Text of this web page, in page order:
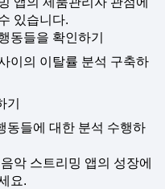
있습니다.
동들을 확인하기
이의 이탈률 분석 구축하
동들에 대한 분석 수행하
악 스트리밍 앱의 성장에
요.